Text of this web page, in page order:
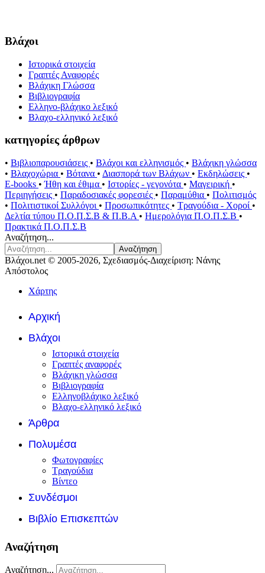
Βλάχοι
Ιστορικά στοιχεία
Γραπτές Αναφορές
Βλάχικη Γλώσσα
Βιβλιογραφία
Ελληνο-βλάχικο λεξικό
Βλαχο-ελληνικό λεξικό
κατηγορίες άρθρων
• Βιβλιοπαρουσιάσεις • Βλάχοι και ελληνισμός • Βλάχικη γλώσσα
• Βλαχοχώρια • Βότανα • Διασπορά των Βλάχων • Εκδηλώσεις •
E-books •Ήθη και έθιμα • Ιστορίες - γεγονότα • Μαγειρική •
Περιηγήσεις • Παραδοσιακές φορεσιές • Παραμύθια • Πολιτισμός
• Πολιτιστικοί Συλλόγοι • Προσωπικότητες • Τραγούδια - Χοροί •
Δελτία τύπου Π.Ο.Π.Σ.Β & Π.Β.Α • Ημερολόγια Π.Ο.Π.Σ.Β •
Πρακτικά Π.Ο.Π.Σ.Β
Αναζήτηση...
Αναζήτηση
Βλάχοι.net © 2005-2026, Σχεδιασμός-Διαχείριση: Νάνης
Απόστολος
Χάρτης
Αρχική
Βλάχοι
Ιστορικά στοιχεία
Γραπτές αναφορές
Βλάχικη γλώσσα
Βιβλιογραφία
Ελληνοβλάχικο λεξικό
Βλαχο-ελληνικό λεξικό
Άρθρα
Πολυμέσα
Φωτογραφίες
Τραγούδια
Βίντεο
Συνδέσμοι
Βιβλίο Επισκεπτών
Αναζήτηση
Αναζήτηση...